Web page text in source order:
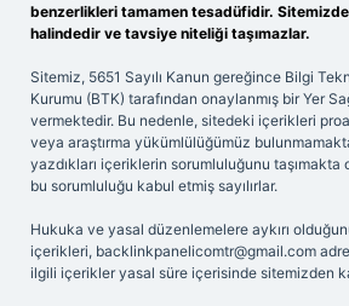
benzerlikleri tamamen tesadüfidir.
halindedir ve tavsiye niteliği taşımazlar.
Sitemiz, 5651 Sayılı Kanun gereğince Bilgi
Kurumu (BTK) tarafından onaylanmış bir Yer
vermektedir. Bu nedenle, sitedeki içerikleri
veya araştırma yükümlülüğümüz
yazdıkları içeriklerin sorumluluğunu
bu sorumluluğu kabul etmiş sayılırlar.
Hukuka ve yasal düzenlemelere aykırı
içerikleri, backlinkpanelicomtr@gmail.com
ilgili içerikler yasal süre içerisinde sitemizden